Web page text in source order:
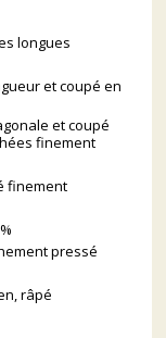
longues
et coupé en
et coupé
finement
finement
pressé
râpé